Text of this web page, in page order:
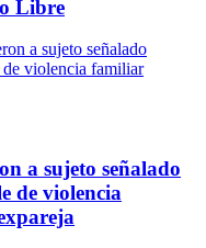
Libre
a sujeto señalado
de violencia